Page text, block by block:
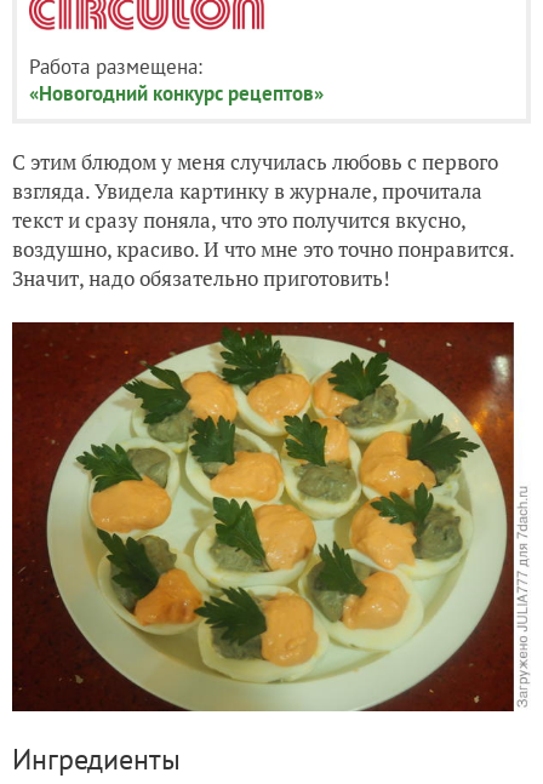
Работа размещена:
«Новогодний конкурс рецептов»
С этим блюдом у меня случилась любовь с первого
взгляда. Увидела картинку в журнале, прочитала
текст и сразу поняла, что это получится вкусно,
воздушно, красиво. И что мне это точно понравится.
Значит, надо обязательно приготовить!
Ингредиенты